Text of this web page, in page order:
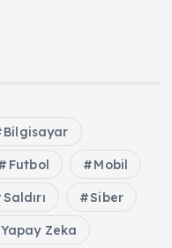
Bilgisayar
Futbol Mobil
Saldırı Siber
Yapay Zeka